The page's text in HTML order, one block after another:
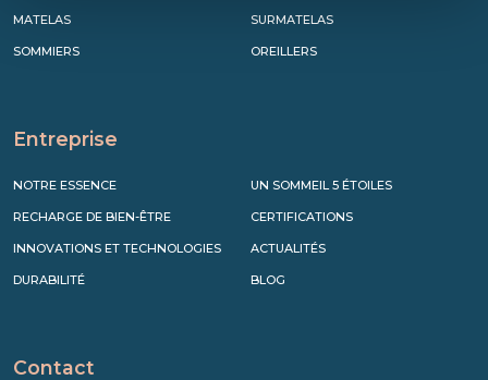
MATELAS
SOMMIERS
SURMATELAS
OREILLERS
Entreprise
NOTRE ESSENCE
RECHARGE DE BIEN-ÊTRE
INNOVATIONS ET TECHNOLOGIES
DURABILITÉ
UN SOMMEIL 5 ÉTOILES
CERTIFICATIONS
ACTUALITÉS
BLOG
Contact